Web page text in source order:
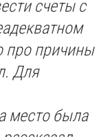
счеты с
про причины
Для
место была